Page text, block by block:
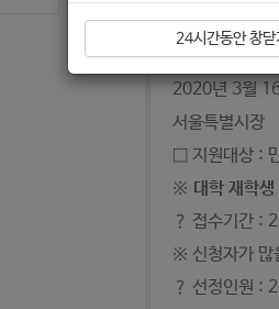
24시간동안 창닫
서울시에서는
0년 서울시 청
2020년 3월
서울특별시장
□ 지원대상 :
※ 대학 재학
？ 접수기간
※ 신청자가 많
？ 선정인원 :